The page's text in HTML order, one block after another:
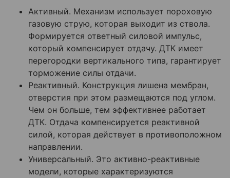
Активный. Механизм использует пороховую
газовую струю, которая выходит из ствола.
Формируется ответный силовой импульс,
который компенсирует отдачу. ДТК имеет
перегородки вертикального типа, гарантирует
торможение силы отдачи.
Реактивный. Конструкция лишена мембран,
отверстия при этом размещаются под углом.
Чем он больше, тем эффективнее работает
ДТК. Отдача компенсируется реактивной
силой, которая действует в противоположном
направлении.
Универсальный. Это активно-реактивные
модели, которые характеризуются